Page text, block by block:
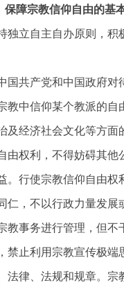
保障宗教信仰自由的基
立自主自办原则，
共产党和中国政府
中信仰某个教派的
经济社会文化等方
权利，不得妨碍其
行使宗教信仰自由权
，不以行政力量发
事务进行管理，但
止利用宗教宣传极
律、法规和规章。